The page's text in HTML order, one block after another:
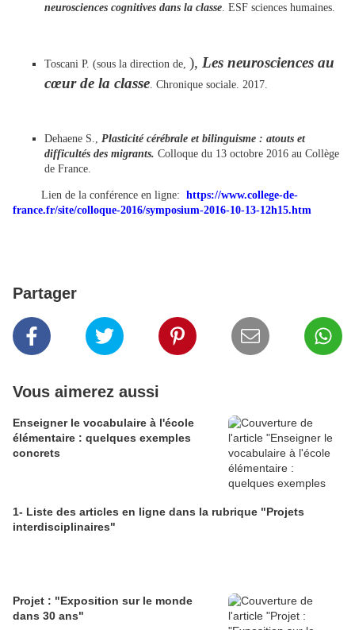
neurosciences cognitives dans la classe. ESF sciences humaines.
Toscani P. (sous la direction de, ), Les neurosciences au
cœur de la classe. Chronique sociale. 2017.
Dehaene S., Plasticité cérébrale et bilinguisme : atouts et
difficultés des migrants. Colloque du 13 octobre 2016 au Collège
de France.
Lien de la conférence en ligne: https://www.college-de-
france.fr/site/colloque-2016/symposium-2016-10-13-12h15.htm
Partager
Vous aimerez aussi
Enseigner le vocabulaire à l'école
élémentaire : quelques exemples
concrets
1- Liste des articles en ligne dans la rubrique "Projets
interdisciplinaires"
Projet : "Exposition sur le monde
dans 30 ans"